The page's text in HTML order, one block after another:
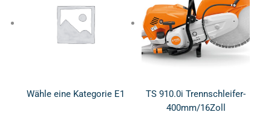
Wähle eine Kategorie E1
TS 910.0i Trennschleifer-
400mm/16Zoll